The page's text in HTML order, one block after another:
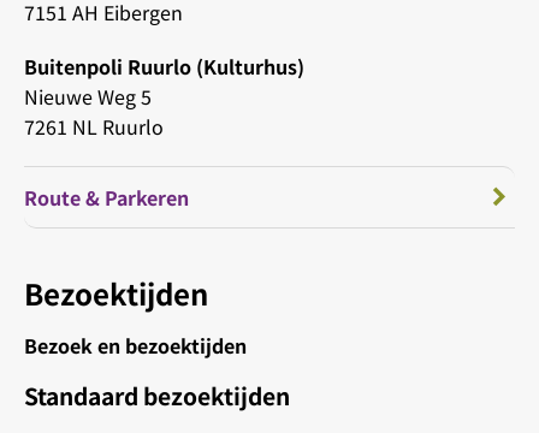
7151 AH Eibergen
Buitenpoli Ruurlo (Kulturhus)
Nieuwe Weg 5
7261 NL Ruurlo
Route & Parkeren
Bezoektijden
Bezoek en bezoektijden
Standaard bezoektijden